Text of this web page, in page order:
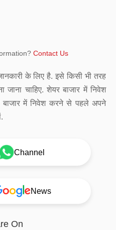
Contact Us
के लिए है. इसे किसी भी तरह
चाहिए. शेयर बाजार में निवेश
बाजार में निवेश करने से पहले अपने
Channel
News
On